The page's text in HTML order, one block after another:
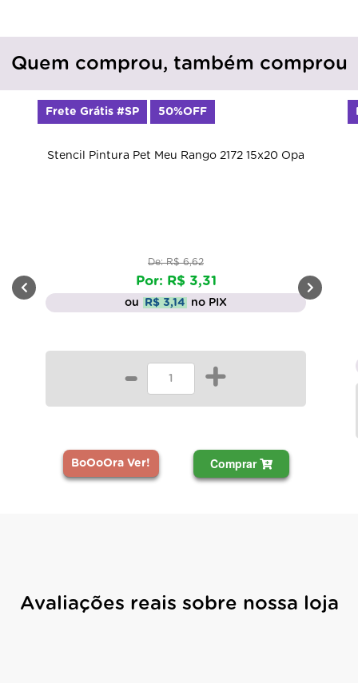
Quem comprou, também comprou
Stencil Pintura Pet Meu Rango 2172 15x20 Opa
De: R$ 6,62
Por: R$ 3,31
ou R$ 3,14 no PIX
- +
BoOoOra Ver! Comprar
Frete Grátis #SP 50%OFF
Avaliações reais sobre nossa loja